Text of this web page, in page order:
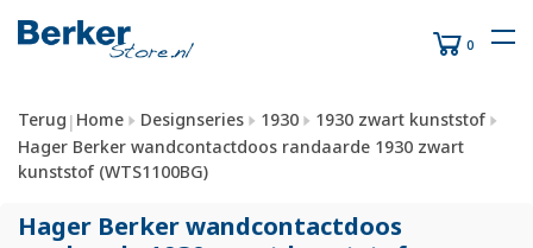
0
Terug | Home Designseries 1930
1930 zwart kunststof
Hager Berker wandcontactdoos randaarde 1930 zwart
kunststof (WTS1100BG)
Hager Berker wandcontactdoos